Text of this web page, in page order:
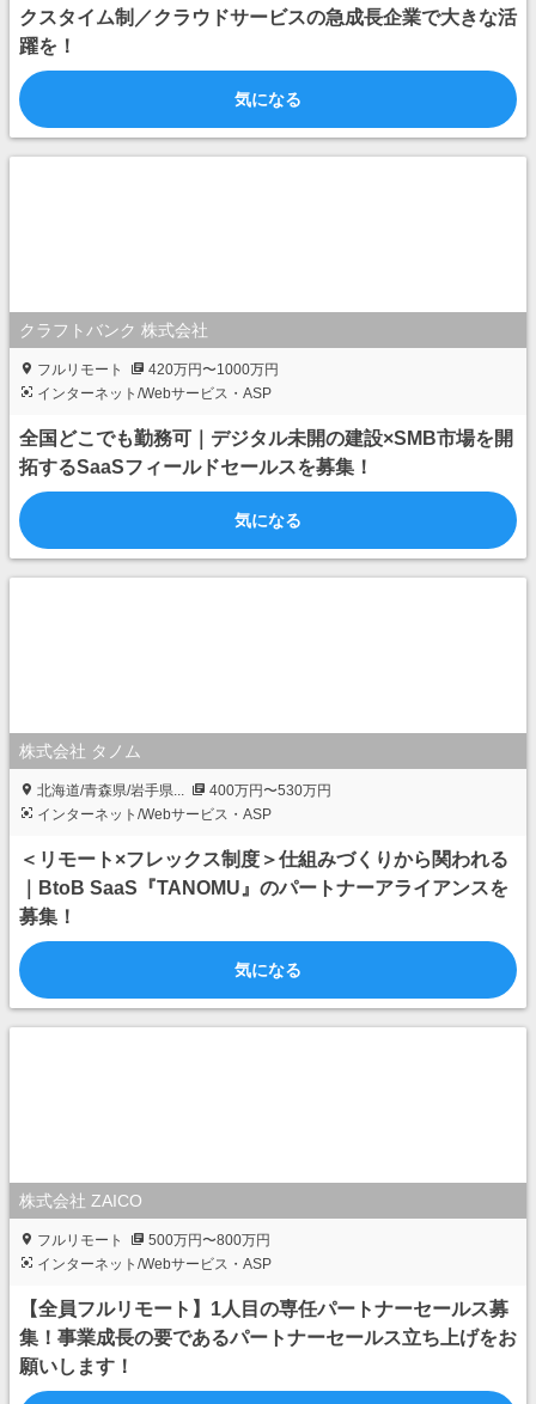
クスタイム制／クラウドサービスの急成長企業で大きな活
躍を！
気になる
クラフトバンク 株式会社
フルリモート
420万円〜1000万円
インターネット/Webサービス・ASP
全国どこでも勤務可｜デジタル未開の建設×SMB市場を開
拓するSaaSフィールドセールスを募集！
気になる
株式会社 タノム
北海道/青森県/岩手県...
400万円〜530万円
インターネット/Webサービス・ASP
＜リモート×フレックス制度＞仕組みづくりから関われる
｜BtoB SaaS『TANOMU』のパートナーアライアンスを
募集！
気になる
株式会社 ZAICO
フルリモート
500万円〜800万円
インターネット/Webサービス・ASP
【全員フルリモート】1人目の専任パートナーセールス募
集！事業成長の要であるパートナーセールス立ち上げをお
願いします！